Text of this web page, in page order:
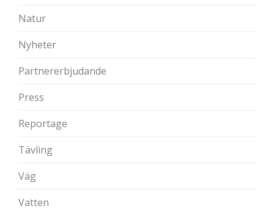
Natur
Nyheter
Partnererbjudande
Press
Reportage
Tävling
Väg
Vatten